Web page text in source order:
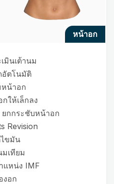
หน้าอก
มินเต้านม
อัตโนมัติ
หน้าอก
ให้เล็กลง
ยกกระชับหน้าอก
Revision
ขมัน
มเทียม
แหน่ง IMF
งอก